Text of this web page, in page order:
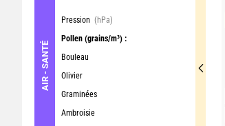
AIR - SANTÉ
Pression (hPa)
Pollen (grains/m³) :
Bouleau
Olivier
Graminées
Ambroisie